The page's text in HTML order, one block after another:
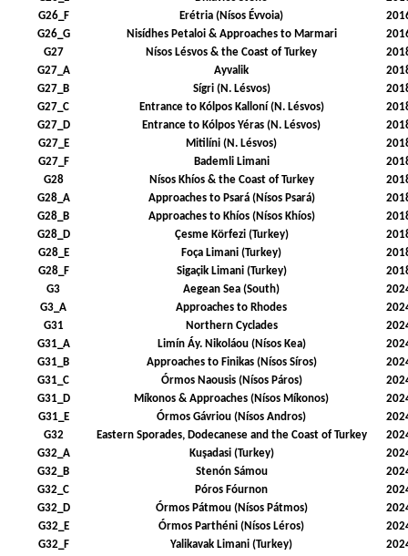
G26_F
Erétria (Nísos Évvoia)
G26_G
Nisídhes Petaloi & Approaches to Marmari
G27
Nísos Lésvos & the Coast of Turkey
G27_A
Ayvalik
G27_B
Sígri (N. Lésvos)
G27_C
Entrance to Kólpos Kalloní (N. Lésvos)
G27_D
Entrance to Kólpos Yéras (N. Lésvos)
G27_E
Mitilíni (N. Lésvos)
G27_F
Bademli Limani
G28
Nísos Khíos & the Coast of Turkey
G28_A
Approaches to Psará (Nísos Psará)
G28_B
Approaches to Khíos (Nísos Khíos)
G28_D
Çesme Körfezi (Turkey)
G28_E
Foça Limani (Turkey)
G28_F
Sigaçik Limani (Turkey)
G3
Aegean Sea (South)
G3_A
Approaches to Rhodes
G31
Northern Cyclades
G31_A
Limín Áy. Nikoláou (Nísos Kea)
G31_B
Approaches to Finikas (Nísos Síros)
G31_C
Órmos Naousis (Nísos Páros)
G31_D
Míkonos & Approaches (Nísos Míkonos)
G31_E
Órmos Gávriou (Nísos Andros)
G32
Eastern Sporades, Dodecanese and the Coast of Turkey
G32_A
Kuşadasi (Turkey)
G32_B
Stenón Sámou
G32_C
Póros Fóurnon
G32_D
Órmos Pátmou (Nísos Pátmos)
G32_E
Órmos Parthéni (Nísos Léros)
G32_F
Yalikavak Limani (Turkey)